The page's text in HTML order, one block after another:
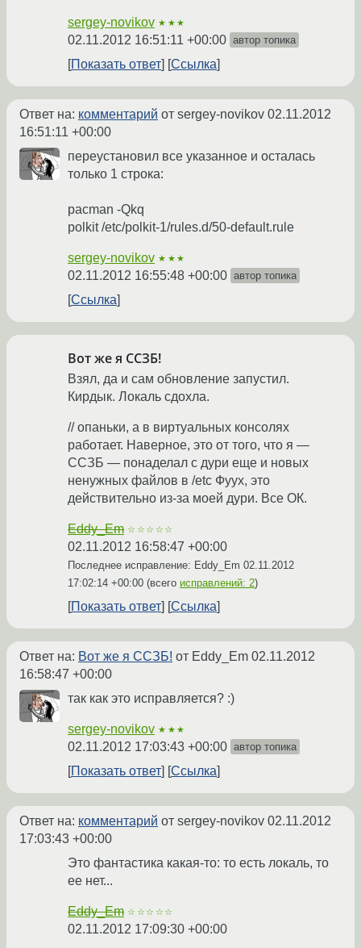
sergey-novikov ★★★
02.11.2012 16:51:11 +00:00 автор топика
Показать ответ Ссылка
Ответ на: комментарий от sergey-novikov 02.11.2012
16:51:11 +00:00
переустановил все указанное и осталась
только 1 строка:
pacman -Qkq
polkit /etc/polkit-1/rules.d/50-default.rule
sergey-novikov ★★★
02.11.2012 16:55:48 +00:00 автор топика
Ссылка
Вот же я ССЗБ!
Взял, да и сам обновление запустил.
Кирдык. Локаль сдохла.
// опаньки, а в виртуальных консолях
работает. Наверное, это от того, что я —
ССЗБ — понаделал с дури еще и новых
ненужных файлов в /etc Фуух, это
действительно из-за моей дури. Все ОК.
Eddy_Em ☆☆☆☆☆
02.11.2012 16:58:47 +00:00
Последнее исправление: Eddy_Em 02.11.2012
17:02:14 +00:00 (всего исправлений: 2)
Показать ответ Ссылка
Ответ на: Вот же я ССЗБ! от Eddy_Em 02.11.2012
16:58:47 +00:00
так как это исправляется? :)
sergey-novikov ★★★
02.11.2012 17:03:43 +00:00 автор топика
Показать ответ Ссылка
Ответ на: комментарий от sergey-novikov 02.11.2012
17:03:43 +00:00
Это фантастика какая-то: то есть локаль, то
ее нет...
Eddy_Em ☆☆☆☆☆
02.11.2012 17:09:30 +00:00